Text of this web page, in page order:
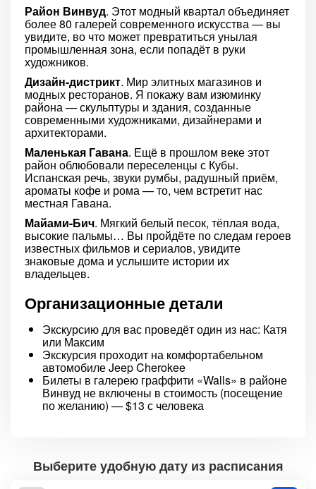
Район Винвуд. Этот модный квартал объединяет
более 80 галерей современного искусства — вы
увидите, во что может превратиться унылая
промышленная зона, если попадёт в руки
художников.
Дизайн-дистрикт. Мир элитных магазинов и
модных ресторанов. Я покажу вам изюминку
района — скульптуры и здания, созданные
современными художниками, дизайнерами и
архитекторами.
Маленькая Гавана. Ещё в прошлом веке этот
район облюбовали переселенцы с Кубы.
Испанская речь, звуки румбы, радушный приём,
ароматы кофе и рома — то, чем встретит нас
местная Гавана.
Майами-Бич. Мягкий белый песок, тёплая вода,
высокие пальмы… Вы пройдёте по следам героев
известных фильмов и сериалов, увидите
знаковые дома и услышите истории их
владельцев.
Организационные детали
Экскурсию для вас проведёт один из нас: Катя
или Максим
Экскурсия проходит на комфортабельном
автомобиле Jeep Cherokee
Билеты в галерею граффити «Walls» в районе
Винвуд не включены в стоимость (посещение
по желанию) — $13 с человека
Выберите удобную дату из расписания